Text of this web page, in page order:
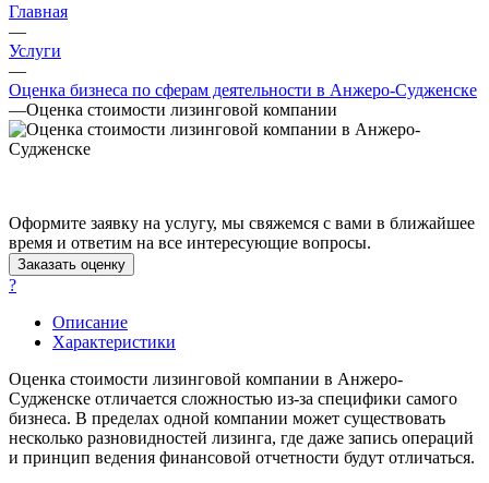
Главная
—
Услуги
—
Оценка бизнеса по сферам деятельности в Анжеро-Судженске
—Оценка стоимости лизинговой компании
Оформите заявку на услугу, мы свяжемся с вами в ближайшее
время и ответим на все интересующие вопросы.
Заказать оценку
?
Описание
Характеристики
Оценка стоимости лизинговой компании в Анжеро-
Судженске отличается сложностью из-за специфики самого
бизнеса. В пределах одной компании может существовать
несколько разновидностей лизинга, где даже запись операций
и принцип ведения финансовой отчетности будут отличаться.
Архангельск
Асбест
Асино
Астрахань
Ахтубинск
Баймак
Балабаново
Балаково
Балашов
Барабинск
Барнаул
Батайск
Бахчисарай
Белая Калитва